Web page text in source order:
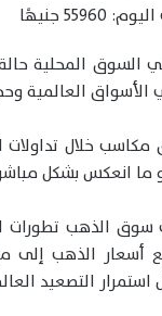
جنيهًا
الأسواق
خلال تداولات
ما انعكس بشكل
الذهب تطورات